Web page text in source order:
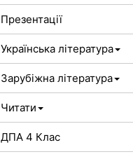
Презентації
Українська література
Зарубіжна література
Читати
ДПА 4 Клас